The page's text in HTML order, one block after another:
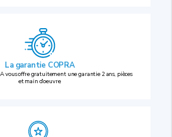
La garantie COPRA
vous offre gratuitement une garantie 2 ans, pièces
et main d’oeuvre.